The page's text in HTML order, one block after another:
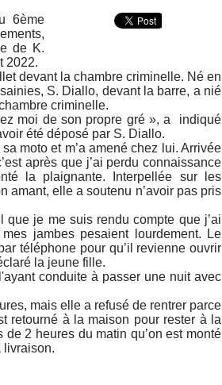
6ème
de K.
2022.
devant la chambre criminelle. Né en
S. Diallo, devant la barre, a nié
criminelle.
moi de son propre gré », a indiqué
été déposé par S. Diallo.
moto et m’a amené chez lui. Arrivée
après que j’ai perdu connaissance
la plaignante. Interpellée sur les
amant, elle a soutenu n’avoir pas pris
que je me suis rendu compte que j’ai
jambes pesaient lourdement. Le
téléphone pour qu’il revienne ouvrir
la jeune fille.
conduite à passer une nuit avec
mais elle a refusé de rentrer parce
retourné à la maison pour rester à la
2 heures du matin qu’on est monté
livraison.